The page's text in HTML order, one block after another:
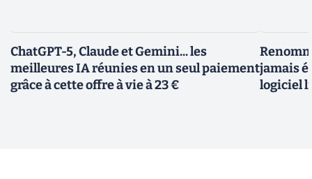
ChatGPT-5, Claude et Gemini... les
meilleures IA réunies en un seul paiement
grâce à cette offre à vie à 23 €
jamais
logiciel